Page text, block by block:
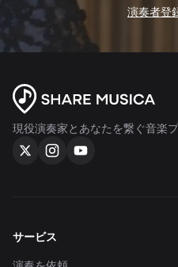
演奏者登
現役演奏家とあなたを繋ぐ音楽
サービス